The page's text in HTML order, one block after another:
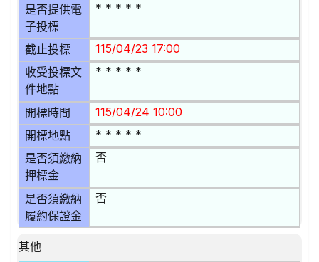
是否提供電
子投標
* * * * *
截止投標 115/04/23 17:00
收受投標文
件地點
* * * * *
開標時間 115/04/24 10:00
開標地點 * * * * *
是否須繳納
押標金
否
是否須繳納
履約保證金
否
其他